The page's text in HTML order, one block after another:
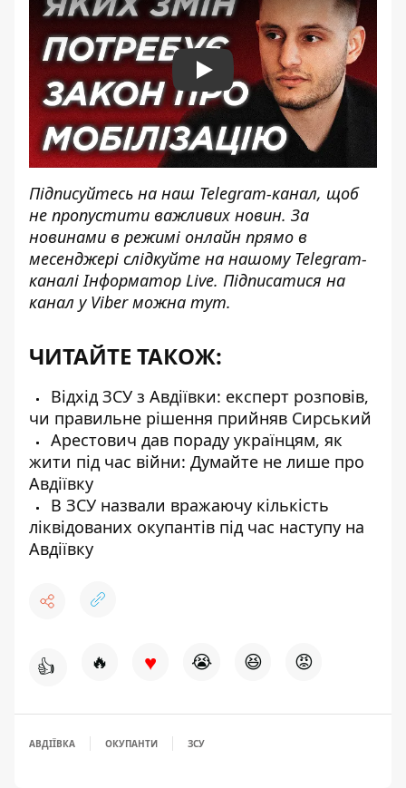
Play
Підписуйтесь на наш Telegram-канал, щоб
не пропустити важливих новин. За
новинами в режимі онлайн прямо в
месенджері слідкуйте на нашому Telegram-
каналі Інформатор Live. Підписатися на
канал у Viber можна тут.
ЧИТАЙТЕ ТАКОЖ:
Відхід ЗСУ з Авдіївки: експерт розповів,
чи правильне рішення прийняв Сирський
Арестович дав пораду українцям, як
жити під час війни: Думайте не лише про
Авдіївку
В ЗСУ назвали вражаючу кількість
ліквідованих окупантів під час наступу на
Авдіївку
👍 🔥 ♥ 😭 😆 😡
АВДІЇВКА ОКУПАНТИ ЗСУ